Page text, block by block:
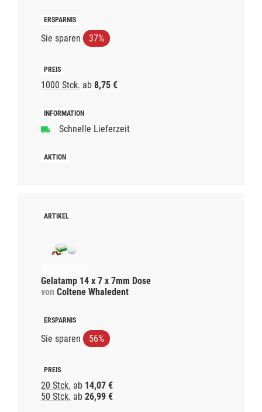
Sie sparen 37%
1000 Stck. ab 8,75 €
Schnelle Lieferzeit
Gelatamp 14 x 7 x 7mm Dose
von Coltene Whaledent
Sie sparen 56%
20 Stck. ab 14,07 €
50 Stck. ab 26,99 €